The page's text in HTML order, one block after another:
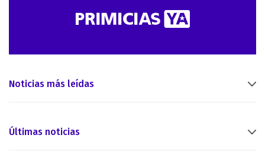
Noticias más leídas
Últimas noticias